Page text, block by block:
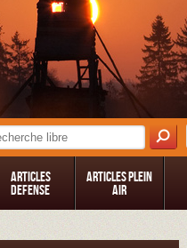
Articles
Defense
Articles Plein
Air